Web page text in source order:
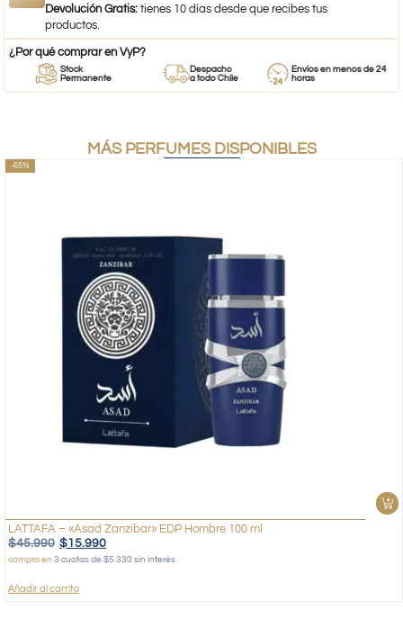
Devolución Gratis: tienes 10 días desde que recibes tus
productos.
¿Por qué comprar en VyP?
Stock
Permanente
Despacho
a todo Chile
Envíos en menos de 24
horas
MÁS PERFUMES DISPONIBLES
-65%
LATTAFA – «Asad Zanzibar» EDP Hombre 100 ml
$45.990 $15.990
compra en 3 cuotas de $5.330 sin interés
Añadir al carrito